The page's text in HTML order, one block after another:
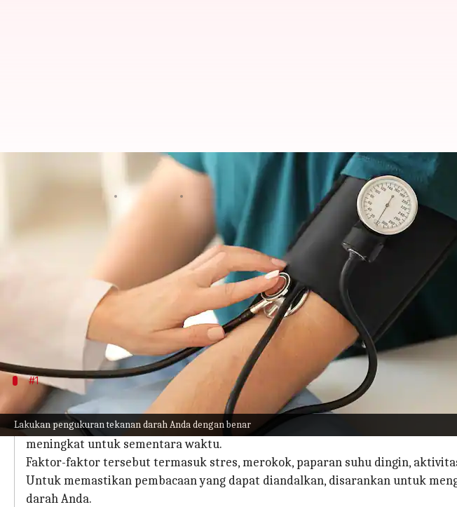
Lakukan pengukuran tekanan darah Anda dengan benar
Begini cara mengukur tekanan darah dengan
Tidak ada lagi ruang tunggu yang tak berujung atau janji temu yang
rumah Anda sendiri dengan panduan kami.
Hal ini menjadi sangat penting ketika dokter merekomendasikan
menderita hipertensi.
#1
Hal yang harus dihindari
Dalam hal mengukur tekanan darah Anda secara akurat, penting untuk
meningkat untuk sementara waktu.
Faktor-faktor tersebut termasuk stres, merokok, paparan suhu dingin,
Untuk memastikan pembacaan yang dapat diandalkan, disarankan untuk
darah Anda.